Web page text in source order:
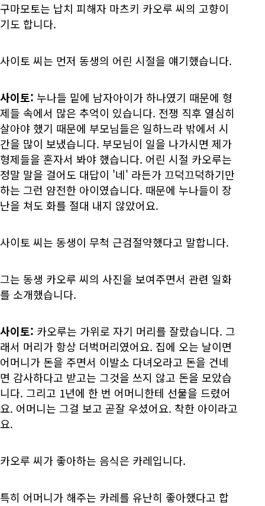
구마모토는 납치 피해자 마츠키 카오루 씨의 고향이
기도 합니다.
사이토 씨는 먼저 동생의 어린 시절을 얘기했습니다.
사이토: 누나들 밑에 남자아이가 하나였기 때문에 형
제들 속에서 많은 추억이 있습니다. 전쟁 직후 열심히
살아야 했기 때문에 부모님들은 일하느라 밖에서 시
간을 많이 보냈습니다. 부모님이 일을 나가시면 제가
형제들을 혼자서 봐야 했습니다. 어린 시절 카오루는
정말 말을 걸어도 대답이 '네' 라든가 끄덕끄덕하기만
하는 그런 얌전한 아이였습니다. 때문에 누나들이 장
난을 쳐도 화를 절대 내지 않았어요.
사이토 씨는 동생이 무척 근검절약했다고 말합니다.
그는 동생 카오루 씨의 사진을 보여주면서 관련 일화
를 소개했습니다.
사이토: 카오루는 가위로 자기 머리를 잘랐습니다. 그
래서 머리가 항상 더벅머리였어요. 집에 오는 날이면
어머니가 돈을 주면서 이발소 다녀오라고 돈을 건네
면 감사하다고 받고는 그것을 쓰지 않고 돈을 모았습
니다. 그리고 1년에 한 번 어머니한테 선물을 드렸어
요. 어머니는 그걸 보고 곧잘 우셨어요. 착한 아이라고
요.
카오루 씨가 좋아하는 음식은 카레입니다.
특히 어머니가 해주는 카레를 유난히 좋아했다고 합